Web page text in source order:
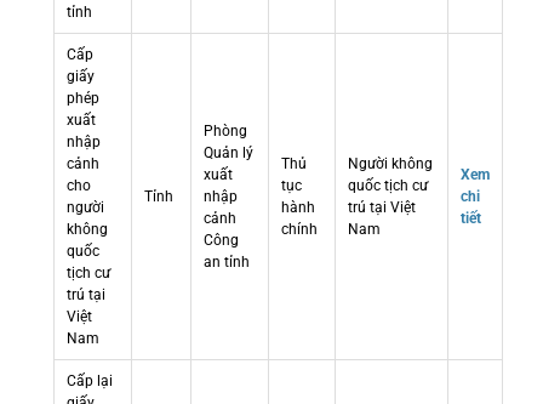
tỉnh
Cấp
giấy
phép
xuất
nhập
cảnh
cho
người
không
quốc
tịch cư
trú tại
Việt
Nam
Tỉnh
Phòng
Quản lý
xuất
nhập
cảnh
Công
an tỉnh
Thủ
tục
hành
chính
Người không
quốc tịch cư
trú tại Việt
Nam
Xem
chi
tiết
Cấp lại